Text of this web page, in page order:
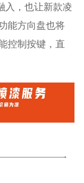
入，也让新款凌
能方向盘也将
控制按键，直